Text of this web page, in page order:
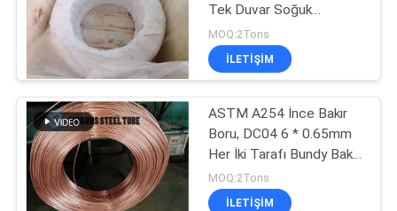
BIR
TEKLIF
ISTEĞI
SITE
HARITASI
Çelik Bundy Borusu
Tek Duvar Soğuk
Haddelenmiş 10mm Çelik
Boru Bobinde
MOQ:2Tons
ILETIŞIM
ASTM A254 İnce Bakır
Boru, DC04 6 * 0.65mm
Her İki Tarafı Bundy Bakır
Kaplı Boru
MOQ:2Tons
ILETIŞIM